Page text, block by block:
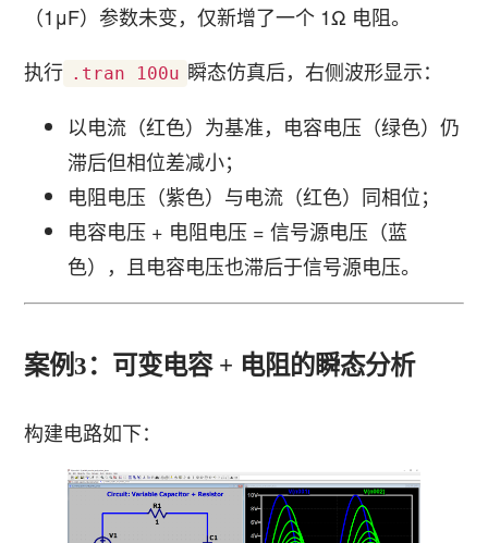
（1μF）参数未变，仅新增了一个 1Ω 电阻。
执行 .tran 100u 瞬态仿真后，右侧波形显示：
以电流（红色）为基准，电容电压（绿色）仍
滞后但相位差减小；
电阻电压（紫色）与电流（红色）同相位；
电容电压 + 电阻电压 = 信号源电压（蓝
色），且电容电压也滞后于信号源电压。
案例3：可变电容 + 电阻的瞬态分析
构建电路如下：